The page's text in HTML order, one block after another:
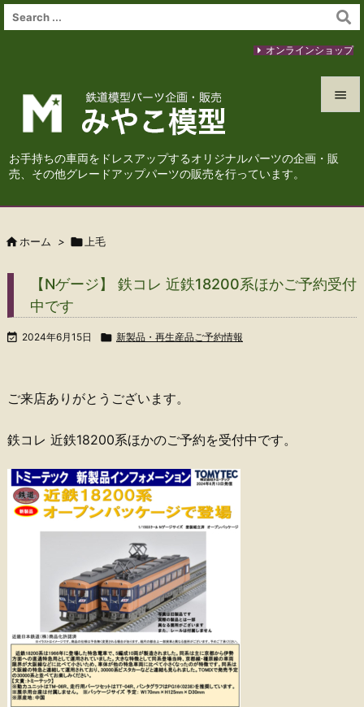
お手持ちの車両をドレスアップするオリジナルパーツの企画・販
売、その他グレードアップパーツの販売を行っています。




オンラインショップ
 ホーム >  上毛
【Nゲージ】 鉄コレ 近鉄18200系ほかご予約受付
中です
 2024年6月15日  新製品・再生産品ご予約情報
ご来店ありがとうございます。
鉄コレ 近鉄18200系ほかのご予約を受付中です。